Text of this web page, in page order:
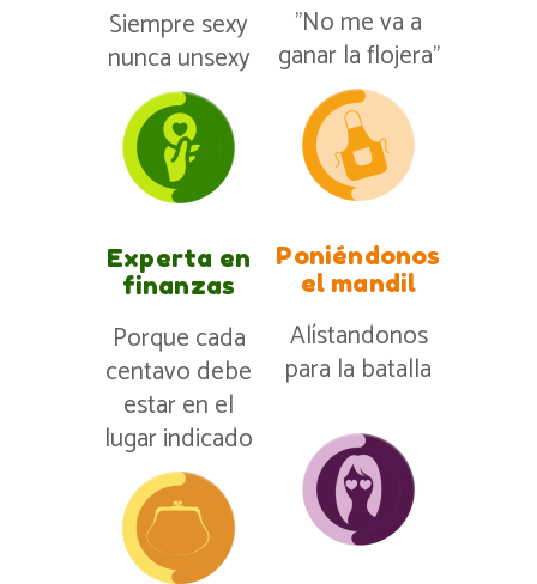
Siempre sexy
nunca unsexy
Experta en
finanzas
Porque cada
centavo debe
estar en el
lugar indicado
”No me va a
ganar la flojera”
Poniéndonos
el mandil
Alístandonos
para la batalla